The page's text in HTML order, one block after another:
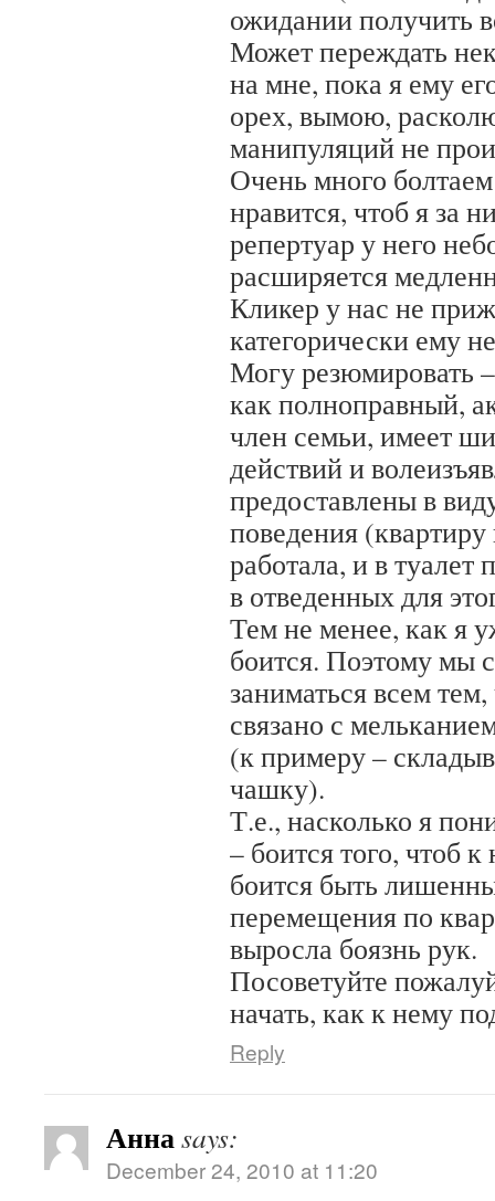
ожидании получить
Может переждать
на мне, пока я ему
орех, вымою,
манипуляций не
Очень много
нравится, чтоб я за
репертуар у него
расширяется
Кликер у нас не
категорически ему
Могу резюмировать
как полноправный,
член семьи, имеет
действий и
предоставлены в
поведения
работала, и в туалет
в отведенных для
Тем не менее, как я
боится. Поэтому мы
заниматься всем
связано с
(к примеру –
чашку).
Т.е., насколько я
– боится того, чтоб
боится быть
перемещения по
выросла боязнь рук.
Посоветуйте
начать, как к нему
Reply
Аннаsays:
December 24, 2010 at 11:20